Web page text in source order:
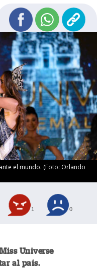
el mundo. (Foto: Orlando
1 0
Universe
al país.